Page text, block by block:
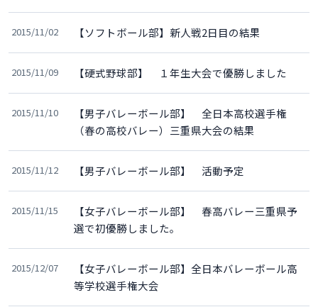
2015/11/02 【ソフトボール部】新人戦2日目の結果
2015/11/09 【硬式野球部】 １年生大会で優勝しました
2015/11/10
【男子バレーボール部】 全日本高校選手権
（春の高校バレー）三重県大会の結果
2015/11/12 【男子バレーボール部】 活動予定
2015/11/15
【女子バレーボール部】 春高バレー三重県予
選で初優勝しました。
2015/12/07
【女子バレーボール部】全日本バレーボール高
等学校選手権大会